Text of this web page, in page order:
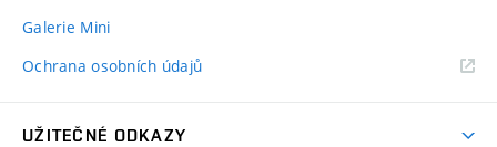
Galerie Mini
Ochrana osobních údajů
UŽITEČNÉ ODKAZY